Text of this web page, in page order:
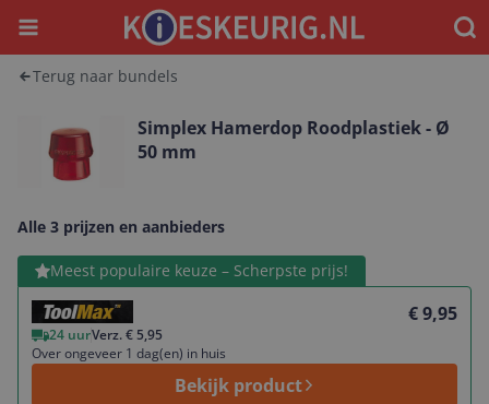
Menu
Terug naar bundels
Simplex Hamerdop Roodplastiek - Ø
50 mm
Alle 3 prijzen en aanbieders
Meest populaire keuze – Scherpste prijs!
€ 9,95
24 uurVerz. € 5,95
Over ongeveer 1 dag(en) in huis
Bekijk product
Bekijk product